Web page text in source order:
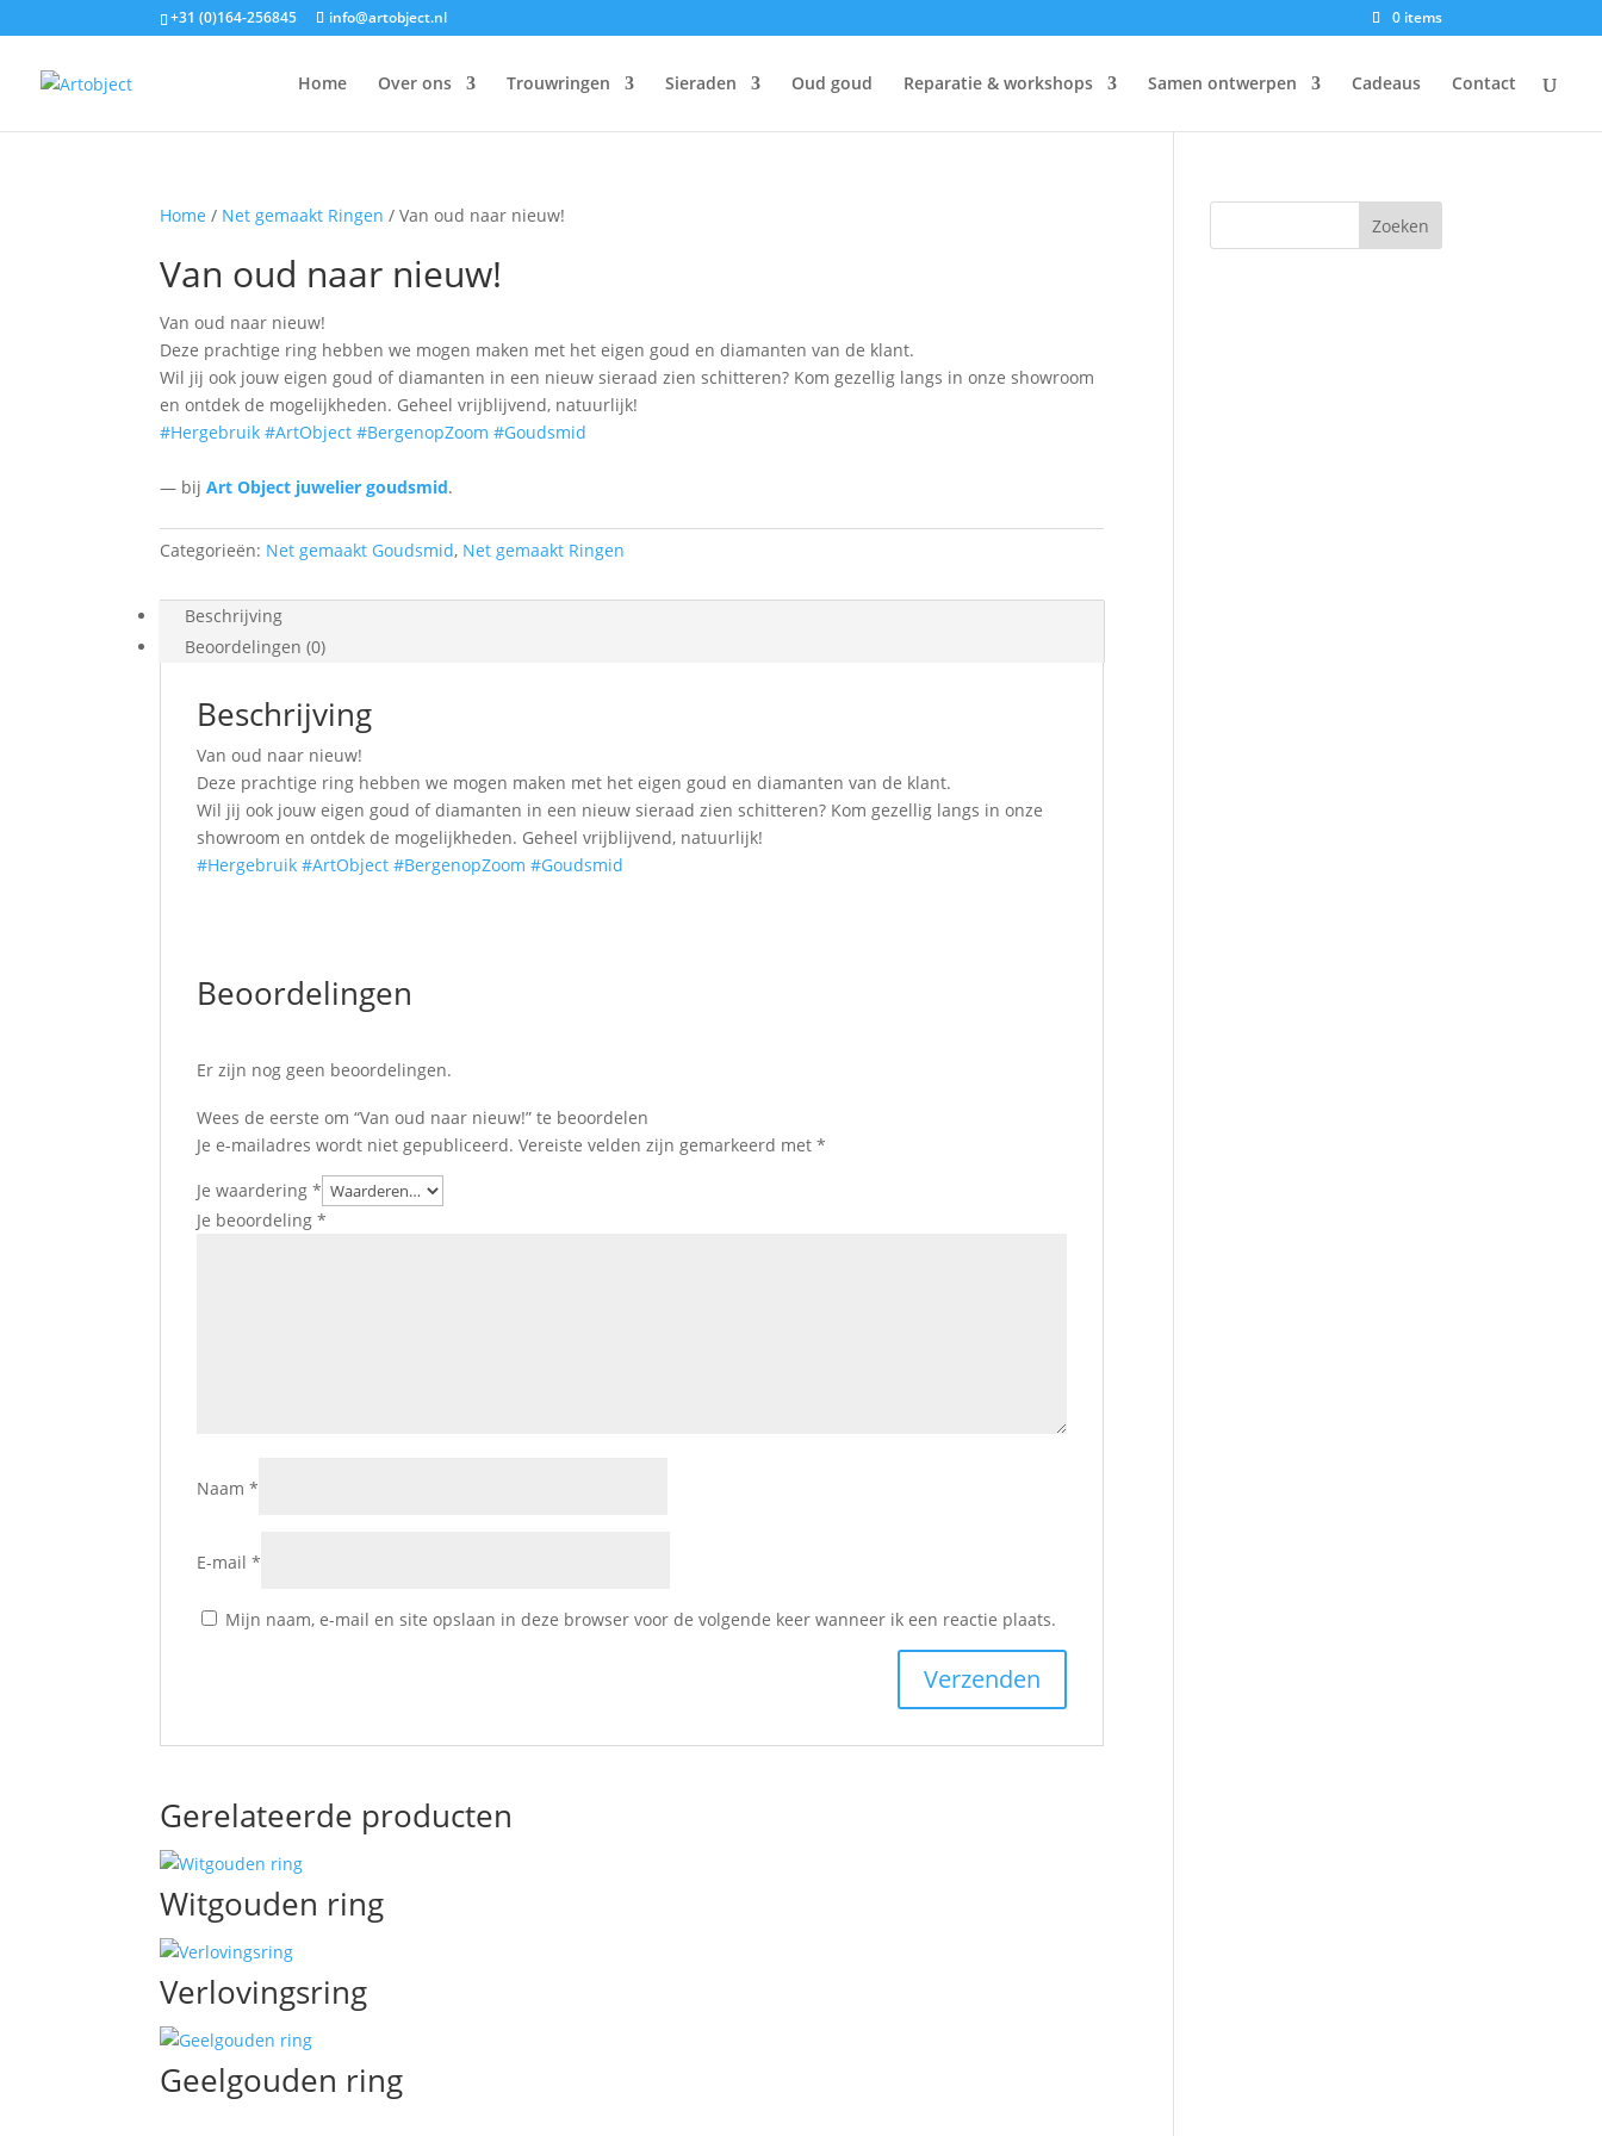
+31 (0)164-256845 info@artobject.nl 0 items
Home Over ons Trouwringen Sieraden Oud goud Reparatie & workshops Samen ontwerpen Cadeaus Contact
Home / Net gemaakt Ringen / Van oud naar nieuw!
Van oud naar nieuw!
Van oud naar nieuw!
Deze prachtige ring hebben we mogen maken met het eigen goud en diamanten van de klant.
Wil jij ook jouw eigen goud of diamanten in een nieuw sieraad zien schitteren? Kom gezellig langs in onze showroom
en ontdek de mogelijkheden. Geheel vrijblijvend, natuurlijk!
#Hergebruik #ArtObject #BergenopZoom #Goudsmid
— bijArt Object juwelier goudsmid.
Categorieën: Net gemaakt Goudsmid, Net gemaakt Ringen
Beschrijving
Beoordelingen (0)
Beschrijving
Van oud naar nieuw!
Deze prachtige ring hebben we mogen maken met het eigen goud en diamanten van de klant.
Wil jij ook jouw eigen goud of diamanten in een nieuw sieraad zien schitteren? Kom gezellig langs in onze
showroom en ontdek de mogelijkheden. Geheel vrijblijvend, natuurlijk!
#Hergebruik #ArtObject #BergenopZoom #Goudsmid
Beoordelingen
Er zijn nog geen beoordelingen.
Wees de eerste om “Van oud naar nieuw!” te beoordelen
Je e-mailadres wordt niet gepubliceerd. Vereiste velden zijn gemarkeerd met*
Je waardering*
Je beoordeling*
Naam*
E-mail*
Mijn naam, e-mail en site opslaan in deze browser voor de volgende keer wanneer ik een reactie plaats.
Gerelateerde producten
Witgouden ring
Verlovingsring
Geelgouden ring